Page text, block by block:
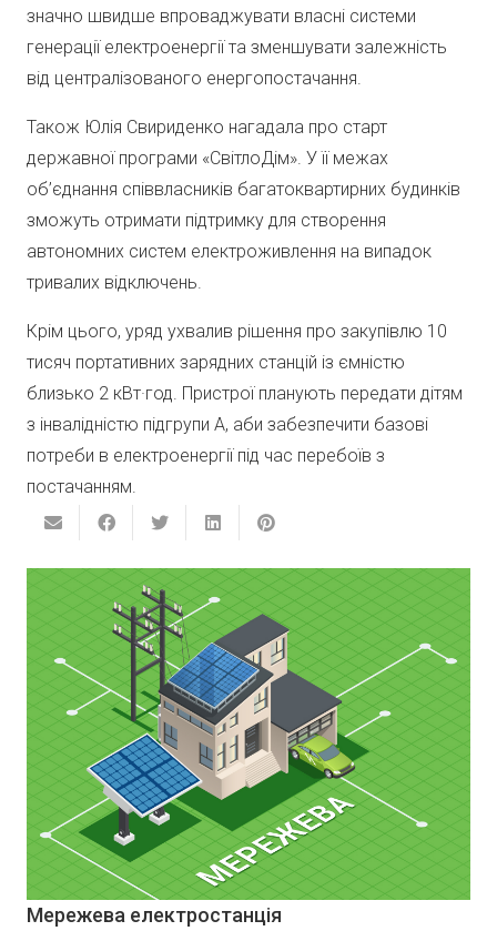
значно швидше впроваджувати власні системи
генерації електроенергії та зменшувати залежність
від централізованого енергопостачання.
Також Юлія Свириденко нагадала про старт
державної програми «СвітлоДім». У її межах
об’єднання співвласників багатоквартирних будинків
зможуть отримати підтримку для створення
автономних систем електроживлення на випадок
тривалих відключень.
Крім цього, уряд ухвалив рішення про закупівлю 10
тисяч портативних зарядних станцій із ємністю
близько 2 кВт·год. Пристрої планують передати дітям
з інвалідністю підгрупи А, аби забезпечити базові
потреби в електроенергії під час перебоїв з
постачанням.
Мережева електростанція